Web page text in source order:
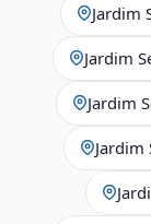
Jardim
Jardim
Jardim
Jardim